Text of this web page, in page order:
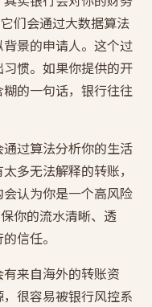
们会通过大数据算法
景的申请人。这个过
惯。如果你提供的开
的一句话，银行往往
过算法分析你的生活
多无法解释的转账，
认为你是一个高风险
你的流水清晰、透
信任。
来自海外的转账资
很容易被银行风控系